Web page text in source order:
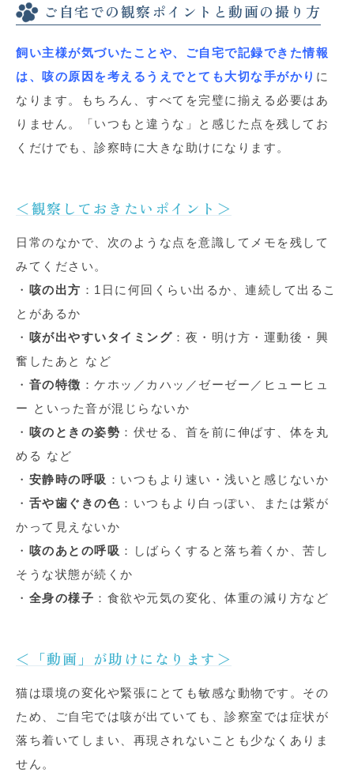
ご自宅での観察ポイントと動画の撮り方
飼い主様が気づいたことや、ご自宅で記録できた情報
は、咳の原因を考えるうえでとても大切な手がかり に
なります。もちろん、すべてを完璧に揃える必要はあ
りません。「いつもと違うな」と感じた点を残してお
くだけでも、診察時に大きな助けになります。
＜観察しておきたいポイント＞
日常のなかで、次のような点を意識してメモを残して
みてください。
・ 咳の出方 ：1日に何回くらい出るか、連続して出るこ
とがあるか
・ 咳が出やすいタイミング ：夜・明け方・運動後・興
奮したあと など
・ 音の特徴 ：ケホッ／カハッ／ゼーゼー／ヒューヒュ
ー といった音が混じらないか
・ 咳のときの姿勢 ：伏せる、首を前に伸ばす、体を丸
める など
・ 安静時の呼吸 ：いつもより速い・浅いと感じないか
・ 舌や歯ぐきの色 ：いつもより白っぽい、または紫が
かって見えないか
・ 咳のあとの呼吸 ：しばらくすると落ち着くか、苦し
そうな状態が続くか
・ 全身の様子 ：食欲や元気の変化、体重の減り方など
＜「動画」が助けになります＞
猫は環境の変化や緊張にとても敏感な動物です。その
ため、ご自宅では咳が出ていても、診察室では症状が
落ち着いてしまい、再現されないことも少なくありま
せん。